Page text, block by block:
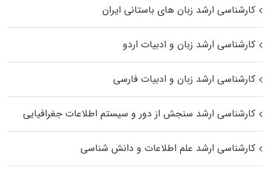
کارشناسی ارشد زبان‌ های باستانی ایران
کارشناسی ارشد زبان و ادبیات اردو
کارشناسی ارشد زبان و ادبیات فارسی
کارشناسی ارشد سنجش از دور و سیستم اطلاعات جغرافیایی
کارشناسی ارشد علم اطلاعات و دانش شناسی